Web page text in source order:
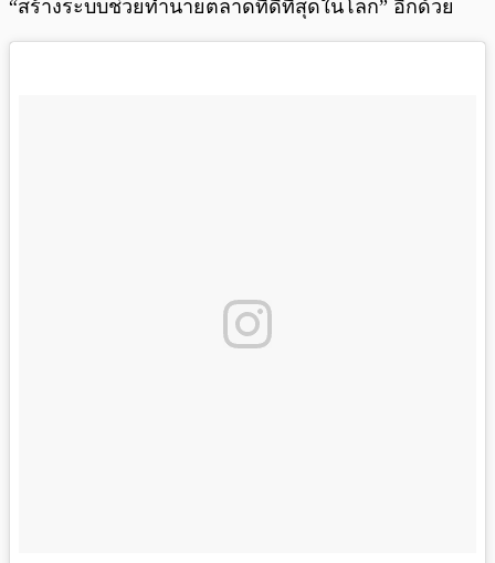
“สร้างระบบช่วยทำนายตลาดที่ดีที่สุดในโลก” อีกด้วย